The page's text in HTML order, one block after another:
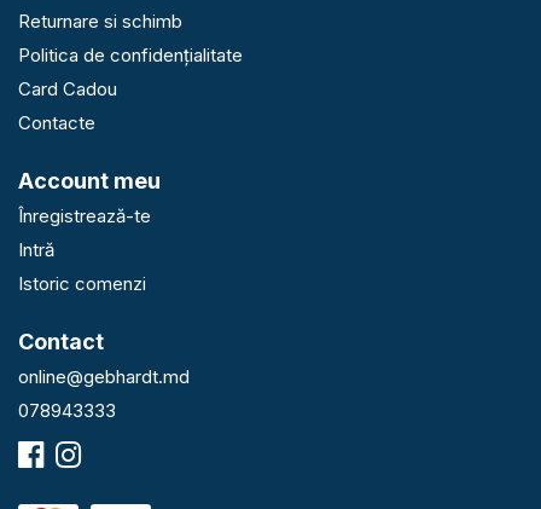
Returnare si schimb
Politica de confidențialitate
Card Cadou
Contacte
Account meu
Înregistrează-te
Intră
Istoric comenzi
Contact
online@gebhardt.md
078943333